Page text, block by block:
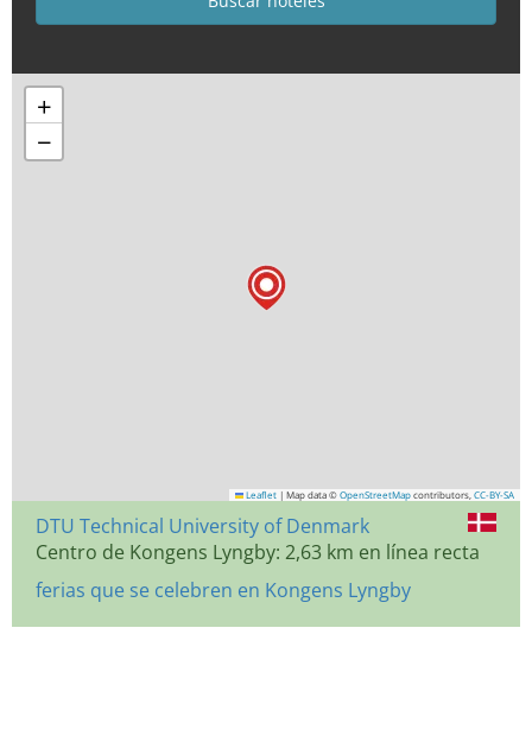
+
−
Leaflet | Map data © OpenStreetMap contributors, CC-BY-SA
DTU Technical University of Denmark
Centro de Kongens Lyngby: 2,63 km en línea recta
ferias que se celebren en Kongens Lyngby